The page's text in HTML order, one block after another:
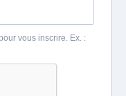
vous inscrire. Ex. :